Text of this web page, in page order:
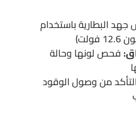
البطارية باستخدام
فحص لونها وحالة
من وصول الوقود